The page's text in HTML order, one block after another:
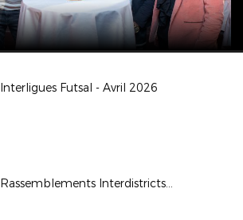
Interligues Futsal - Avril 2026
Rassemblements Interdistricts U14G - Avr. 2026